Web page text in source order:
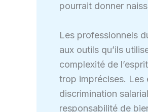
pourrait donner
Les professionnels
aux outils qu’ils
complexité de
trop imprécises. Les
discrimination
responsabilité de